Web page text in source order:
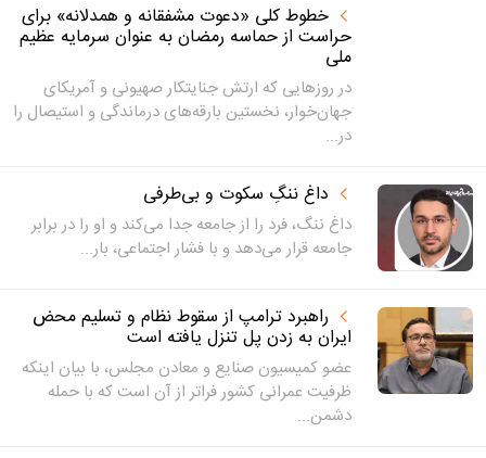
خطوط کلی «دعوت مشفقانه و همدلانه» برای
حراست از حماسه رمضان به عنوان سرمایه عظیم
ملی
در روزهایی که ارتش جنایتکار صهیونی و آمریکای
جهان‌خوار، نخستین بارقه‌های درماندگی و استیصال را
در...
داغ ننگِ سکوت و بی‌طرفی
داغ ننگ، فرد را از جامعه جدا می‌کند و او را در برابر
جامعه قرار می‌دهد و با فشار اجتماعی، بار...
راهبرد ترامپ از سقوط نظام و تسلیم محض
ایران به زدن پل تنزل یافته است
عضو کمیسیون صنایع و معادن مجلس، با بیان اینکه
ظرفیت عمرانی کشور فراتر از آن است که با حمله
دشمن...